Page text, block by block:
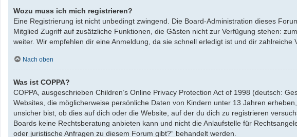
Wozu muss ich mich registrieren?
Eine Registrierung ist nicht unbedingt zwingend. Die Board-Administration dieses
Mitglied Zugriff auf zusätzliche Funktionen, die Gästen nicht zur Verfügung stehen:
weiter. Wir empfehlen dir eine Anmeldung, da sie schnell erledigt ist und dir zahlreiche
Nach oben
Was ist COPPA?
COPPA, ausgeschrieben Children’s Online Privacy Protection Act of 1998 (deutsch:
Websites, die möglicherweise persönliche Daten von Kindern unter 13 Jahren
unsicher bist, ob dies auf dich oder die Website, auf der du dich zu registrieren
Boards keine Rechtsberatung anbieten kann und nicht die Anlaufstelle für
oder juristische Anfragen zu diesem Forum gibt?“ behandelt werden.